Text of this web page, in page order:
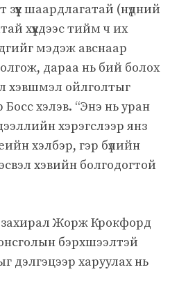
шаардлагатай (нүдний
хүүхдээс тийм ч их
мэдэж авснаар
дараа нь бий болох
хэвшмэл ойлголтыг
Босс хэлэв. “Энэ нь уран
хэрэгслээр янз
хэлбэр, гэр бүлийн
хэвийн болгодогтой
захирал Жорж Крокфорд
бэрхшээлтэй
дэлгэцээр харуулах нь